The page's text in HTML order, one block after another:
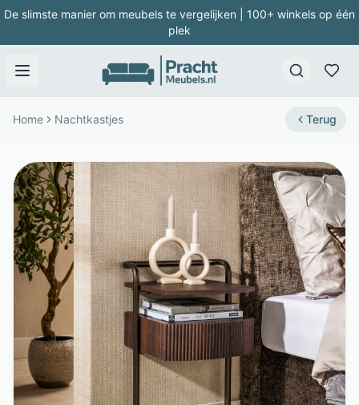
De slimste manier om meubels te vergelijken | 100+ winkels op één
plek
Home Nachtkastjes Terug